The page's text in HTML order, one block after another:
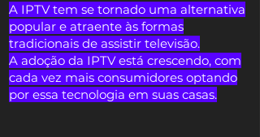
A IPTV tem se tornado uma alternativa
popular e atraente às formas
tradicionais de assistir televisão.
A adoção da IPTV está crescendo, com
cada vez mais consumidores optando
por essa tecnologia em suas casas.